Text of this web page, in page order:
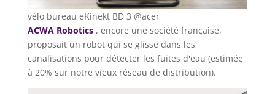
vélo bureau eKinekt BD 3 @acer
ACWA Robotics, encore une société française,
proposait un robot qui se glisse dans les
canalisations pour détecter les fuites d'eau (estimée
à 20% sur notre vieux réseau de distribution).